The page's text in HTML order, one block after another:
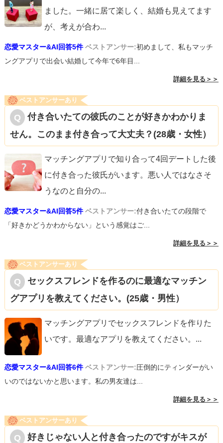
ました。一緒に居て楽しく、結婚も見えてます
が、考えが合わ...
恋愛マスター&AI回答5件 ベストアンサー:初めまして、私もマッチ
ングアプリで出会い結婚して今年で6年目...
詳細を見る＞＞
ベストアンサーあり
付き合いたての彼氏のことが好きかわかりま
せん。このまま付き合って大丈夫？(28歳・女性）
マッチングアプリで知り合って4回デートした後
に付き合った彼氏がいます。悪い人ではなさそ
うなのと自分の...
恋愛マスター&AI回答5件 ベストアンサー:付き合いたての段階で
「好きかどうかわからない」という感覚はご...
詳細を見る＞＞
ベストアンサーあり
セックスフレンドを作るのに最適なマッチン
グアプリを教えてください。(25歳・男性）
マッチングアプリでセックスフレンドを作りた
いです。最適なアプリを教えてください。 ...
恋愛マスター&AI回答6件 ベストアンサー:圧倒的にティンダーがい
いのではないかと思います。私の男友達は...
詳細を見る＞＞
ベストアンサーあり
好きじゃない人と付き合ったのですがキスが